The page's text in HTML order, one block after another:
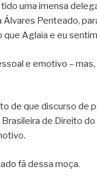
uma imensa
Álvares Penteado,
que Aglaia e eu
e emotivo – mas,
de que discurso de
Brasileira de Direito
fã dessa moça.